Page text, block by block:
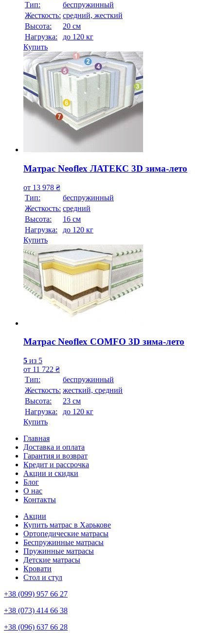
Тип:
беспружинный
Жесткость: средний, жесткий
Высотa:
20 см
Нагрузка:
до 120 кг
Купить
Матрас Neoflex ЛАТЕКС 3D зима-лето
от 13 978 ₴
Тип:
беспружинный
Жесткость: средний
Высотa:
16 см
Нагрузка:
до 120 кг
Купить
Матрас Neoflex COMFO 3D зима-лето
5 из 5
от 11 722 ₴
Тип:
беспружинный
Жесткость: жесткий, средний
Высотa:
23 см
Нагрузка:
до 120 кг
Купить
Главная
Доставка и оплата
Гарантия и возврат
Кредит и рассрочка
Акции и скидки
Блог
О нас
Контакты
Акции
Купить матрас в Харькове
Ортопедические матрасы
Беспружинные матрасы
Пружинные матрасы
Детские матрасы
Кровати
Стол и стул
+38 (099) 957 66 27
+38 (073) 414 66 38
+38 (096) 637 66 28